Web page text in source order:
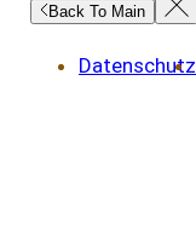
Back To Main
Datenschutz